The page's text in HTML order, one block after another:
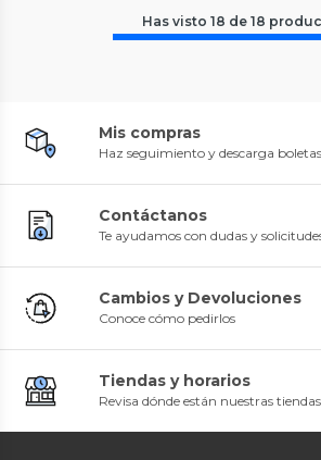
Has visto 18 de 18
Mis compras
Haz seguimiento y descarga boletas
Contáctanos
Te ayudamos con dudas y
Cambios y Devoluciones
Conoce cómo pedirlos
Tiendas y horarios
Revisa dónde están nuestras tiendas